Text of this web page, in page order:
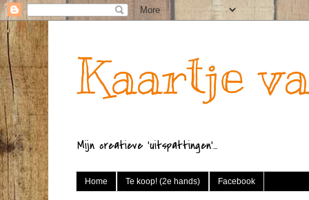
Kaartje
Mijn creatieve 'uitspattingen'...
Home Te koop! (2e hands) Facebook